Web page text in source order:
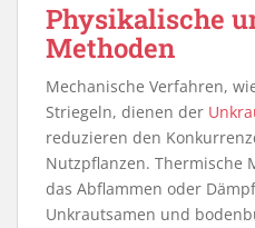
Physikalische
Methoden
Mechanische Verfahren,
Striegeln, dienen der
reduzieren den
Nutzpflanzen. Thermische
das Abflammen oder
Unkrautsamen und